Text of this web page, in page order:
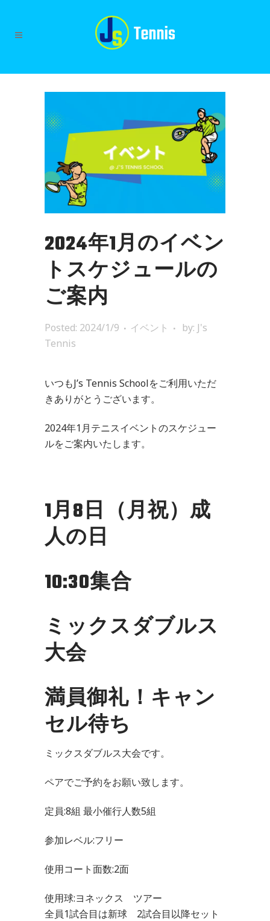
2024年1月のイベン
トスケジュールの
ご案内
Posted: 2024/1/9 イベント by: J's
Tennis
いつもJ’s Tennis Schoolをご利用いただ
きありがとうございます。
2024年1月テニスイベントのスケジュー
ルをご案内いたします。
1月8日（月祝）成
人の日
10:30集合
ミックスダブルス
大会
満員御礼！キャン
セル待ち
ミックスダブルス大会です。
ペアでご予約をお願い致します。
定員:8組 最小催行人数5組
参加レベル:フリー
使用コート面数:2面
使用球:ヨネックス ツアー
全員1試合目は新球 2試合目以降セット